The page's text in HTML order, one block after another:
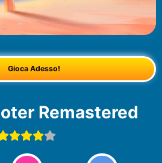
Gioca Adesso!
Remastered